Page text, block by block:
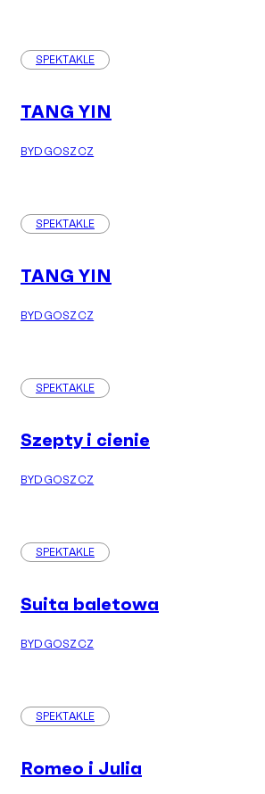
SPEKTAKLE
TANG YIN
BYDGOSZCZ
SPEKTAKLE
TANG YIN
BYDGOSZCZ
SPEKTAKLE
Szepty i cienie
BYDGOSZCZ
SPEKTAKLE
Suita baletowa
BYDGOSZCZ
SPEKTAKLE
Romeo i Julia